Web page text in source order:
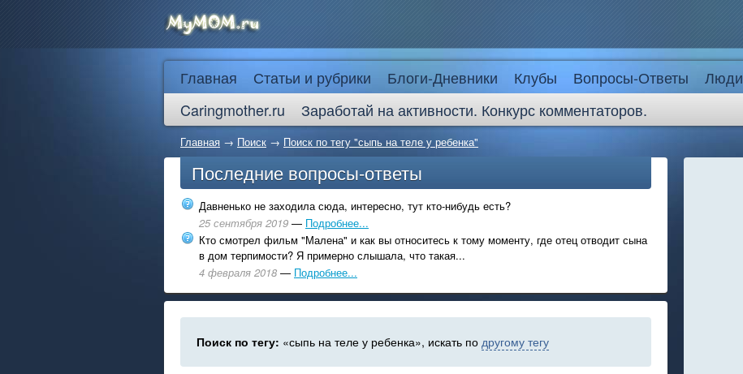
Главная Статьи и рубрики Блоги-Дневники Клубы Вопросы-Ответы Люди
Caringmother.ru
Заработай на активности. Конкурс комментаторов.
Главная → Поиск → Поиск по тегу "сыпь на теле у ребенка"
Последние вопросы-ответы
Давненько не заходила сюда, интересно, тут кто-нибудь есть?
25 сентября 2019 — Подробнее...
Кто смотрел фильм "Малена" и как вы относитесь к тому моменту, где отец отводит сына
в дом терпимости? Я примерно слышала, что такая...
4 февраля 2018 — Подробнее...
Поиск по тегу: «сыпь на теле у ребенка», искать по другому тегу